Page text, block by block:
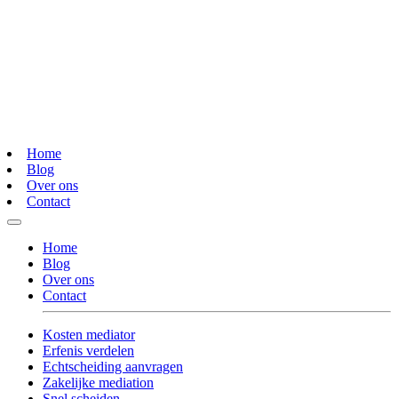
Home
Blog
Over ons
Contact
Home
Blog
Over ons
Contact
Kosten mediator
Erfenis verdelen
Echtscheiding aanvragen
Zakelijke mediation